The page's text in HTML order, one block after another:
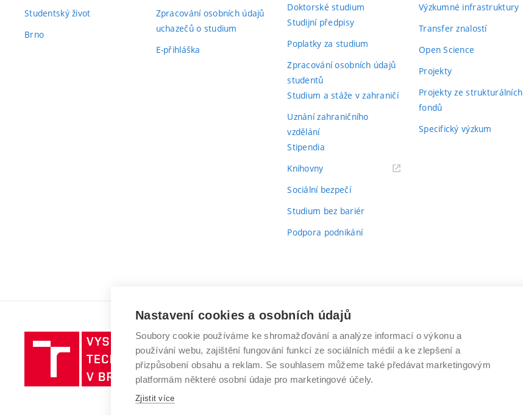
Studentský život
Brno
Zpracování osobních údajů
uchazečů o studium
E-přihláška
Doktorské studium
Studijní předpisy
Poplatky za studium
Zpracování osobních údajů
studentů
Studium a stáže v zahraničí
Uznání zahraničního
vzdělání
Stipendia
Knihovny(externí
Sociální bezpečí
Studium bez bariér
Podpora podnikání
Výzkumné infrastruktury
Transfer znalostí
Open Science
Projekty
Projekty ze strukturálních
fondů
Specifický výzkum
Vysoké
učení
technické
v
VYSOKÉ UČENÍ TECHNICKÉ V BRNĚ
Antonínská 548/1
602 00 Brno
www.vut.cz
Nastavení cookies a osobních údajů
Soubory cookie používáme ke shromažďování a analýze informací o výkonu a
používání webu, zajištění fungování funkcí ze sociálních médií a ke zlepšení a
přizpůsobení obsahu a reklam. Se souhlasem můžeme také předávat marketingovým
platformám některé osobní údaje pro marketingové účely.
Zjistit více